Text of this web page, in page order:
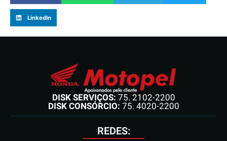
LinkedIn
DISK SERVIÇOS: 75. 2102-2200
DISK CONSÓRCIO: 75. 4020-2200
REDES: